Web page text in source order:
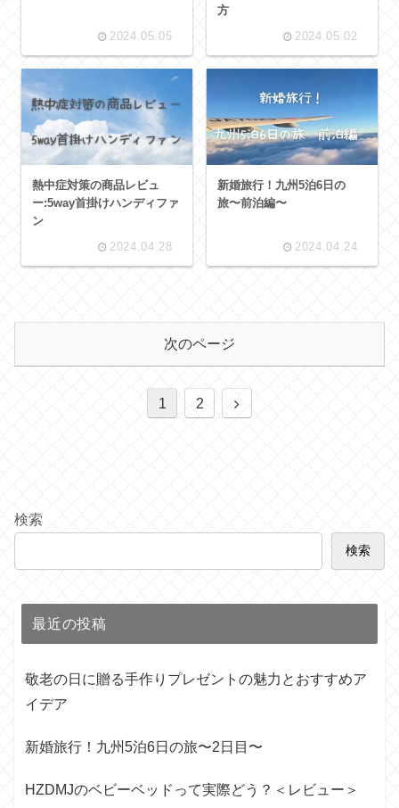
2024.05.05
方
2024.05.02
熱中症対策の商品レビュ
ー:5way首掛けハンディファ
ン
2024.04.28
新婚旅行！九州5泊6日の
旅〜前泊編〜
2024.04.24
次のページ
1 2
次
検索
検索
最近の投稿
敬老の日に贈る手作りプレゼントの魅力とおすすめア
イデア
新婚旅行！九州5泊6日の旅〜2日目〜
HZDMJのベビーベッドって実際どう？＜レビュー＞